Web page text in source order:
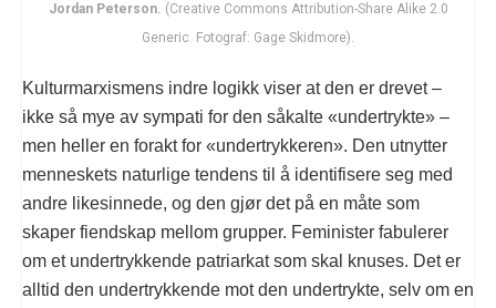
Jordan Peterson. (Creative Commons Attribution-Share Alike 2.0
Generic. Fotograf: Gage Skidmore).
Kulturmarxismens indre logikk viser at den er drevet –
ikke så mye av sympati for den såkalte «undertrykte» –
men heller en forakt for «undertrykkeren». Den utnytter
menneskets naturlige tendens til å identifisere seg med
andre likesinnede, og den gjør det på en måte som
skaper fiendskap mellom grupper. Feminister fabulerer
om et undertrykkende patriarkat som skal knuses. Det er
alltid den undertrykkende mot den undertrykte, selv om en